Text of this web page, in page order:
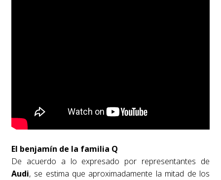
El benjamín de la familia Q
De acuerdo a lo expresado por representantes de
Audi, se estima que aproximadamente la mitad de los